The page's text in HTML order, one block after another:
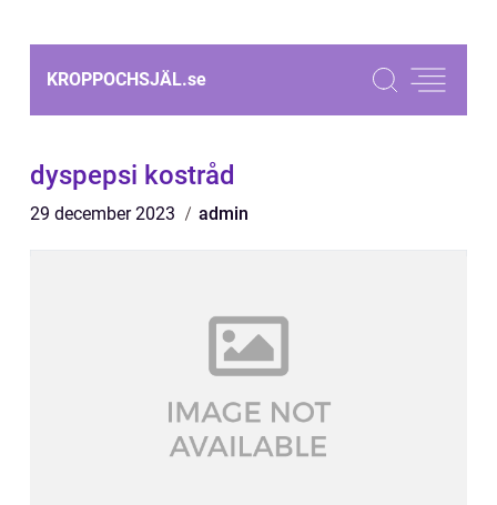
KROPPOCHSJÄL.se
dyspepsi kostråd
29 december 2023 admin